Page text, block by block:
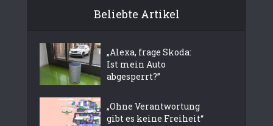
Beliebte Artikel
„Alexa, frage Skoda:
Ist mein Auto
abgesperrt?”
„Ohne Verantwortung
gibt es keine Freiheit“